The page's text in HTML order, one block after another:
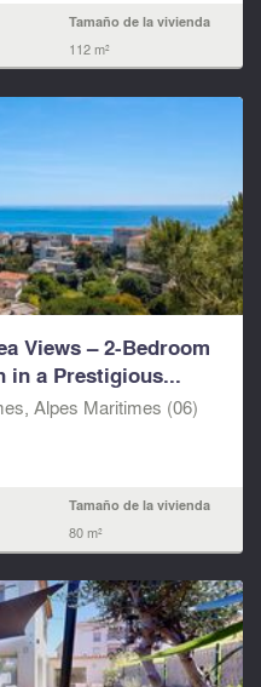
Tamaño de la vivienda
112 m²
Views – 2-Bedroom
in a Prestigious...
Alpes Maritimes (06)
Tamaño de la vivienda
80 m²